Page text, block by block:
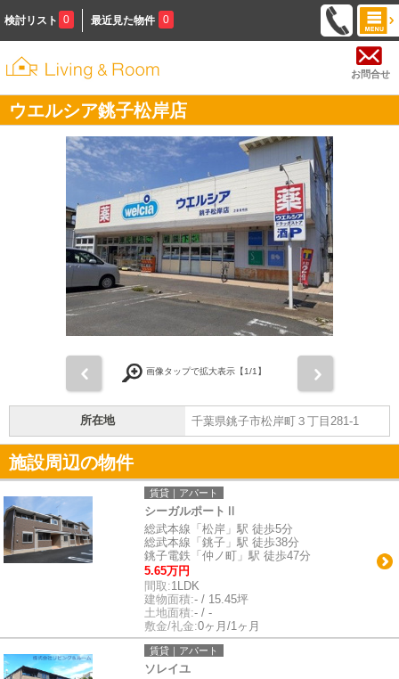
検討リスト 0 最近見た物件 0
お問合せ
ウエルシア銚子松岸店
画像タップで拡大表示【1/1】
所在地 千葉県銚子市松岸町３丁目281-1
施設周辺の物件
賃貸｜アパート
シーガルポートⅡ
総武本線「松岸」駅 徒歩5分
総武本線「銚子」駅 徒歩38分
銚子電鉄「仲ノ町」駅 徒歩47分
5.65万円
間取:1LDK
建物面積:- / 15.45坪
土地面積:- / -
敷金/礼金:0ヶ月/1ヶ月
賃貸｜アパート
ソレイユ